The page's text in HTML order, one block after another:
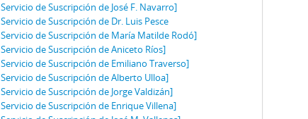
de Suscripción de José F. Navarro]
de Suscripción de Dr. Luis Pesce
de Suscripción de María Matilde Rodó]
de Suscripción de Aniceto Ríos]
de Suscripción de Emiliano Traverso]
de Suscripción de Alberto Ulloa]
de Suscripción de Jorge Valdizán]
de Suscripción de Enrique Villena]